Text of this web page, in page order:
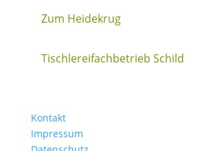
Zum Heidekrug
Tischlereifachbetrieb Schild
Kontakt
Impressum